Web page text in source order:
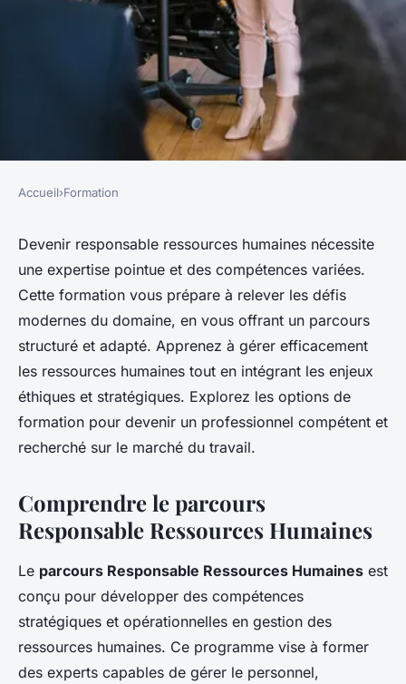
Formation responsable
ressources humaines :
devenez expert du domaine
Martin•8 octobre 2024•7 min de lecture
Accueil›Formation
Devenir responsable ressources humaines nécessite
une expertise pointue et des compétences variées.
Cette formation vous prépare à relever les défis
modernes du domaine, en vous offrant un parcours
structuré et adapté. Apprenez à gérer efficacement
les ressources humaines tout en intégrant les enjeux
éthiques et stratégiques. Explorez les options de
formation pour devenir un professionnel compétent et
recherché sur le marché du travail.
Comprendre le parcours
Responsable Ressources Humaines
Le parcours Responsable Ressources Humaines est
conçu pour développer des compétences
stratégiques et opérationnelles en gestion des
ressources humaines. Ce programme vise à former
des experts capables de gérer le personnel,